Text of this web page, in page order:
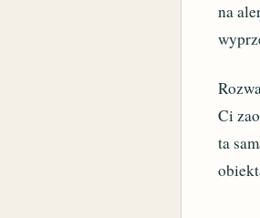
na
Ci
ta